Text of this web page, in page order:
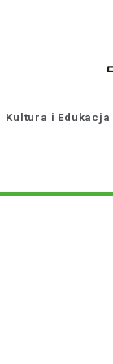
Kultura i Edukacja